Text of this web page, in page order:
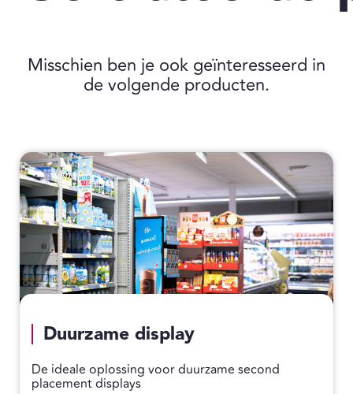
Misschien ben je ook geïnteresseerd in
de volgende producten.
Duurzame display
De ideale oplossing voor duurzame second
placement displays